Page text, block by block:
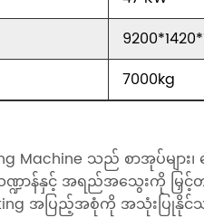
7000kg
သည် စာအုပ်များ၊ ကြ
န်နှင့် အရည်အသွေးကို မြှင့်တင်
အပြည့်အစုံကို အသုံးပြုနိုင်